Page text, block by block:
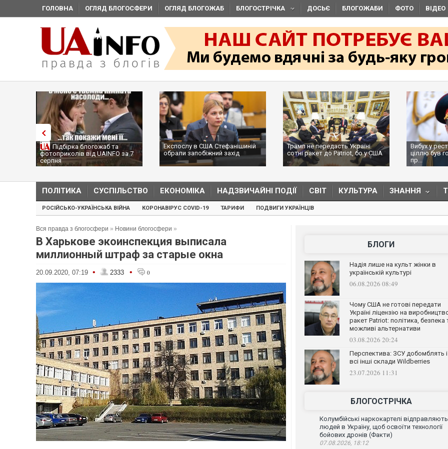
ГОЛОВНА ОГЛЯД БЛОГОСФЕРИ ОГЛЯД БЛОГОЖАБ БЛОГОСТРІЧКА ДОСЬЄ БЛОГОЖАБИ ФОТО ВІДЕО
Підбірка блогожаб та
фотоприколів від UAINFO за 7
серпня
Експослу в США Стефанішиній
обрали запобіжний захід
Трамп не передасть Україні
сотні ракет до Patriot, бо у США
...
Вибух у
ціллю був
пр...
ПОЛІТИКА СУСПІЛЬСТВО ЕКОНОМІКА НАДЗВИЧАЙНІ ПОДІЇ СВІТ КУЛЬТУРА ЗНАННЯ
РОСІЙСЬКО-УКРАЇНСЬКА ВІЙНА КОРОНАВІРУС COVID-19 ТАРИФИ ПОДВИГИ УКРАЇНЦІВ
Вся правда з блогосфери » Новини блогосфери »
В Харькове экоинспекция выписала
миллионный штраф за старые окна
20.09.2020, 07:19 • 2333 • 0
БЛОГИ
Надія лише на культ жінки в
українській культурі
06.08.2026 08:49
Чому США не готові передати
Україні ліцензію на
ракет Patriot: політика, безпека
можливі альтернативи
03.08.2026 20:24
Перспектива: ЗСУ добомблять і
всі інші склади Wildberries
23.07.2026 11:31
БЛОГОСТРІЧКА
Колумбійські наркокартелі відправляють
людей в Україну, щоб освоїти технології
бойових дронів (Факти)
07.08.2026, 18:12